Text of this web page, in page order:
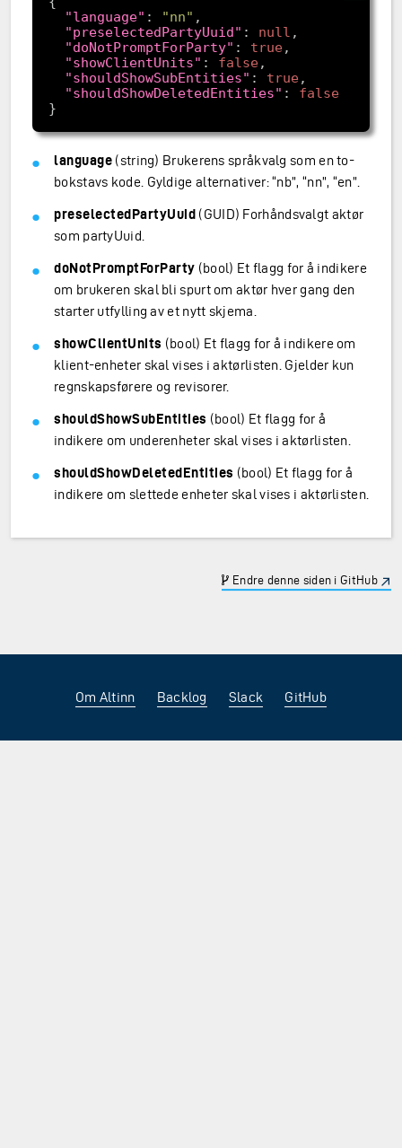
"language" : "nn"
"preselectedPartyUuid" : null
"doNotPromptForParty" : true
"showClientUnits" : false
"shouldShowSubEntities" : true
"shouldShowDeletedEntities" : false
language (string) Brukerens språkvalg som en to-
bokstavs kode. Gyldige alternativer: “nb”, “nn”, “en”.
preselectedPartyUuid (GUID) Forhåndsvalgt aktør
som partyUuid.
doNotPromptForParty (bool) Et flagg for å indikere
om brukeren skal bli spurt om aktør hver gang den
starter utfylling av et nytt skjema.
showClientUnits (bool) Et flagg for å indikere om
klient-enheter skal vises i aktørlisten. Gjelder kun
regnskapsførere og revisorer.
shouldShowSubEntities (bool) Et flagg for å
indikere om underenheter skal vises i aktørlisten.
shouldShowDeletedEntities (bool) Et flagg for å
indikere om slettede enheter skal vises i aktørlisten.
Endre denne siden i GitHub
Om Altinn Backlog Slack GitHub